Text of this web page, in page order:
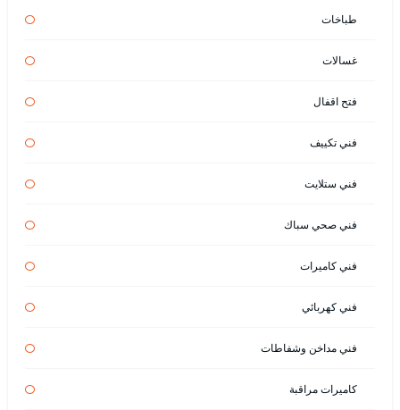
طباخات
غسالات
فتح اقفال
فني تكييف
فني ستلايت
فني صحي سباك
فني كاميرات
فني كهربائي
فني مداخن وشفاطات
كاميرات مراقبة